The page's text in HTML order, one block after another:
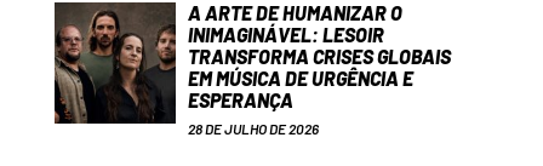
A ARTE DE HUMANIZAR O
INIMAGINÁVEL: LESOIR
TRANSFORMA CRISES GLOBAIS
EM MÚSICA DE URGÊNCIA E
ESPERANÇA
28 DE JULHO DE 2026